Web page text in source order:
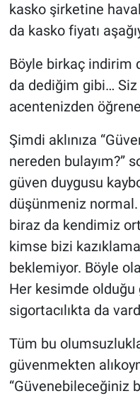
kasko şirketine
da kasko fiyatı
Böyle birkaç indirim
da dediğim gibi… Siz
acentenizden
Şimdi aklınıza
nereden bulayım?”
güven duygusu
düşünmeniz
biraz da kendimiz
kimse bizi
beklemiyor. Böyle
Her kesimde
sigortacılıkta da
Tüm bu
güvenmekten
“Güvenebileceğiniz